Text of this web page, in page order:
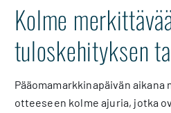
Kolme
tuloskehityksen
Pääomamarkkinapäivän aikana
otteeseen kolme ajuria, jotka